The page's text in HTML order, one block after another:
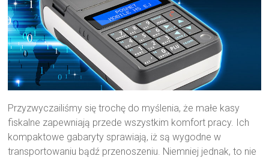
Przyzwyczailiśmy się trochę do myślenia, że małe kasy
fiskalne zapewniają przede wszystkim komfort pracy. Ich
kompaktowe gabaryty sprawiają, iż są wygodne w
transportowaniu bądź przenoszeniu. Niemniej jednak, to nie